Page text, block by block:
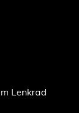
Lenkrad